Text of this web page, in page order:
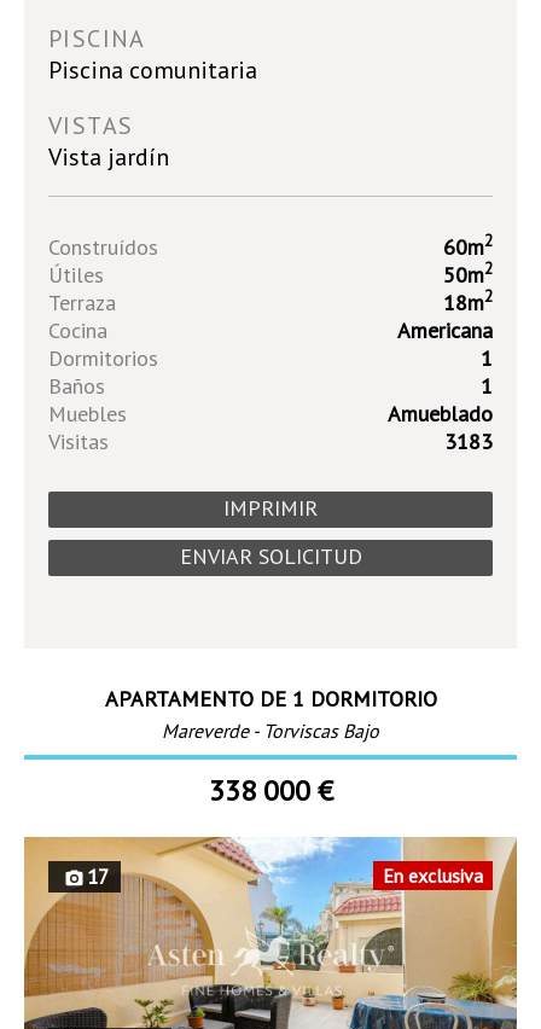
PISCINA
Piscina comunitaria
VISTAS
Vista jardín
Construídos 60m2
Útiles 50m2
Terraza 18m2
Cocina
Americana
Dormitorios
1
Baños
1
Muebles
Amueblado
Visitas
3183
IMPRIMIR
ENVIAR SOLICITUD
APARTAMENTO DE 1 DORMITORIO
Mareverde - Torviscas Bajo
338 000 €
17 En exclusiva